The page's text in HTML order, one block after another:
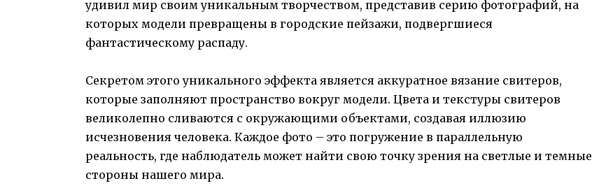
удивил мир своим уникальным творчеством, представив серию фотографий, на
которых модели превращены в городские пейзажи, подвергшиеся
фантастическому распаду.
Секретом этого уникального эффекта является аккуратное вязание свитеров,
которые заполняют пространство вокруг модели. Цвета и текстуры свитеров
великолепно сливаются с окружающими объектами, создавая иллюзию
исчезновения человека. Каждое фото – это погружение в параллельную
реальность, где наблюдатель может найти свою точку зрения на светлые и темные
стороны нашего мира.